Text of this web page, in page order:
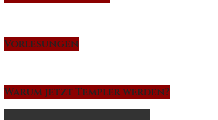
Vorlesungen
Warum jetzt Templer werden?